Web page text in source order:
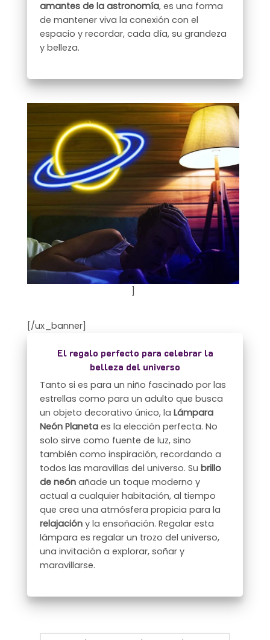
amantes de la astronomía, es una forma
de mantener viva la conexión con el
espacio y recordar, cada día, su grandeza
y belleza.
[/ux_banner]
El regalo perfecto para celebrar la
belleza del universo
Tanto si es para un niño fascinado por las
estrellas como para un adulto que busca
un objeto decorativo único, laLámpara
Neón Planeta es la elección perfecta. No
solo sirve como fuente de luz, sino
también como inspiración, recordando a
todos las maravillas del universo. Subrillo
de neón añade un toque moderno y
actual a cualquier habitación, al tiempo
que crea una atmósfera propicia para la
relajación y la ensoñación. Regalar esta
lámpara es regalar un trozo del universo,
una invitación a explorar, soñar y
maravillarse.